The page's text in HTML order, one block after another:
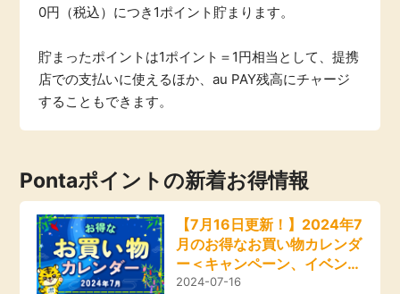
ポイ活お得情報
カード比較
毎日ゲット
有料サービス
家計の固定費
ふるさと納税
0円（税込）につき1ポイント貯まります。
貯まったポイントは1ポイント＝1円相当 として、提携
店での支払いに使えるほか、au PAY残高にチャージ
することもできます。
Pontaポイントの新着お得情報
【7月16日更新！】2024年7
月のお得なお買い物カレンダ
ー＜キャンペーン、イベン
ト、セール情報＞
2024-07-16